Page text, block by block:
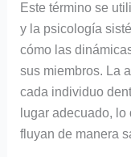
Este término se
y la psicología
cómo las
sus miembros. La
cada individuo
lugar adecuado,
fluyan de manera